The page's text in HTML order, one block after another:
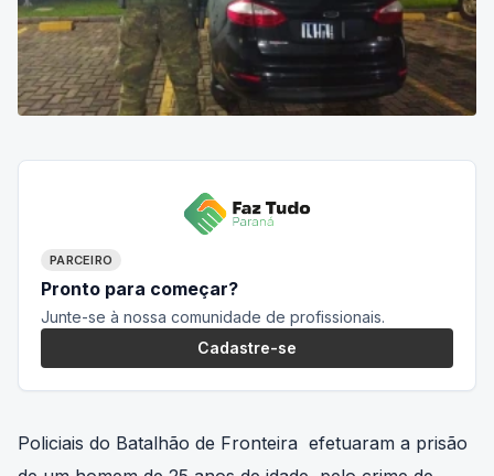
PARCEIRO
Pronto para começar?
Junte-se à nossa comunidade de profissionais.
Cadastre-se
Policiais do Batalhão de Fronteira efetuaram a prisão